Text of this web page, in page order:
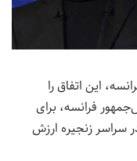
این اتفاق را
فرانسه، برای
سراسر زنجیره ارزش